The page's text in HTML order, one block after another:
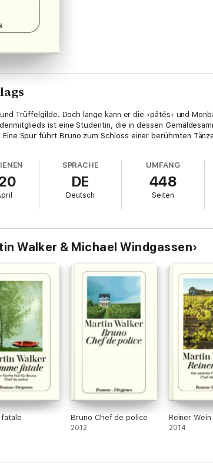
Trüffelgilde. Doch lange kann er die ›pâtés‹ und
ist eine Studentin, die in dessen
Spur führt Bruno zum Schloss einer berühmten
SPRACHE
DE
Deutsch
UMFANG
448
Seiten
Walker & Michael Windgassen
fatale Bruno Chef de police
2012
Reiner Wein
2014